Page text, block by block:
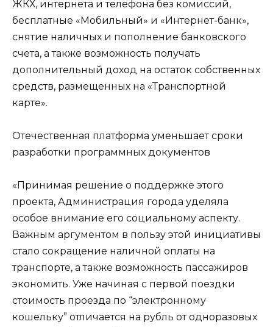
ЖКХ, интернета и телефона без комиссий,
бесплатные «Мобильный» и «Интернет-банк»,
снятие наличных и пополнение банковского
счета, а также возможность получать
дополнительный доход на остаток собственных
средств, размещенных на «Транспортной
карте».
Отечественная платформа уменьшает сроки
разработки программных документов
«Принимая решение о поддержке этого
проекта, Администрация города уделяла
особое внимание его социальному аспекту.
Важным аргументом в пользу этой инициативы
стало сокращение наличной оплаты на
транспорте, а также возможность пассажиров
экономить. Уже начиная с первой поездки
стоимость проезда по “электронному
кошельку” отличается на рубль от одноразовых